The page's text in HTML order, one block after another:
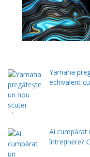
Yamaha
echivalent
Ai cumpărat
întreținere?